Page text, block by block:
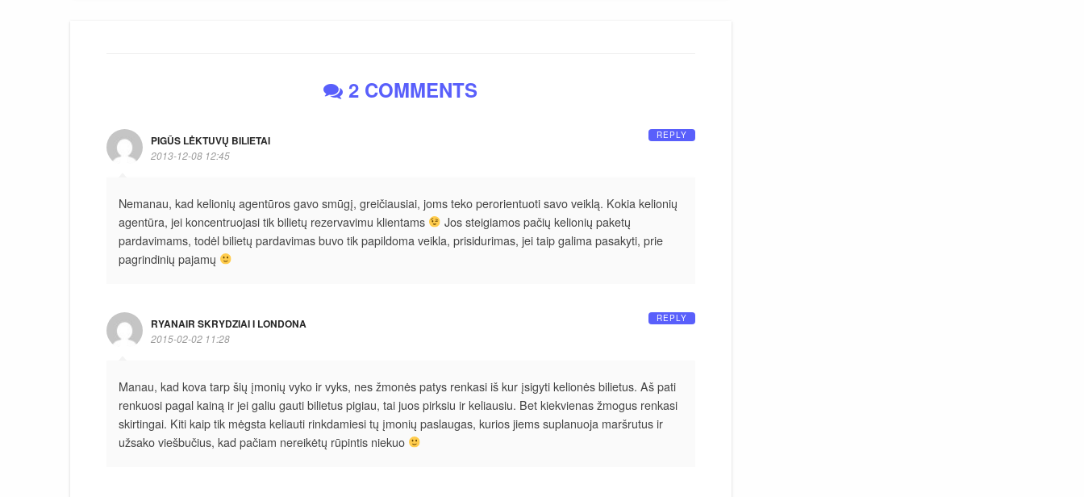
2 COMMENTS
PIGŪS LĖKTUVŲ BILIETAI
2013-12-08 12:45
Nemanau, kad kelionių agentūros gavo smūgį, greičiausiai, joms teko perorientuoti savo veiklą. Kokia kelionių
agentūra, jei koncentruojasi tik bilietų rezervavimu klientams
Jos steigiamos pačių kelionių paketų
pardavimams, todėl bilietų pardavimas buvo tik papildoma veikla, prisidurimas, jei taip galima pasakyti, prie
pagrindinių pajamų
REPLY
RYANAIR SKRYDZIAI I LONDONA
2015-02-02 11:28
Manau, kad kova tarp šių įmonių vyko ir vyks, nes žmonės patys renkasi iš kur įsigyti kelionės bilietus. Aš pati
renkuosi pagal kainą ir jei galiu gauti bilietus pigiau, tai juos pirksiu ir keliausiu. Bet kiekvienas žmogus renkasi
skirtingai. Kiti kaip tik mėgsta keliauti rinkdamiesi tų įmonių paslaugas, kurios jiems suplanuoja maršrutus ir
užsako viešbučius, kad pačiam nereikėtų rūpintis niekuo
REPLY